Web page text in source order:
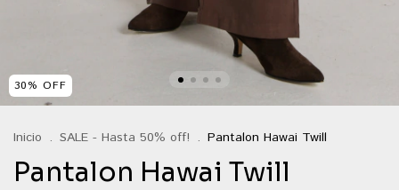
30% OFF
Inicio . SALE - Hasta 50% off! . Pantalon Hawai Twill
Pantalon Hawai Twill